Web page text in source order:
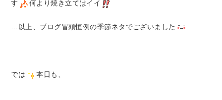
す
何より焼き立てはイイ
…以上、ブログ冒頭恒例の季節ネタでございました
では 本日も、